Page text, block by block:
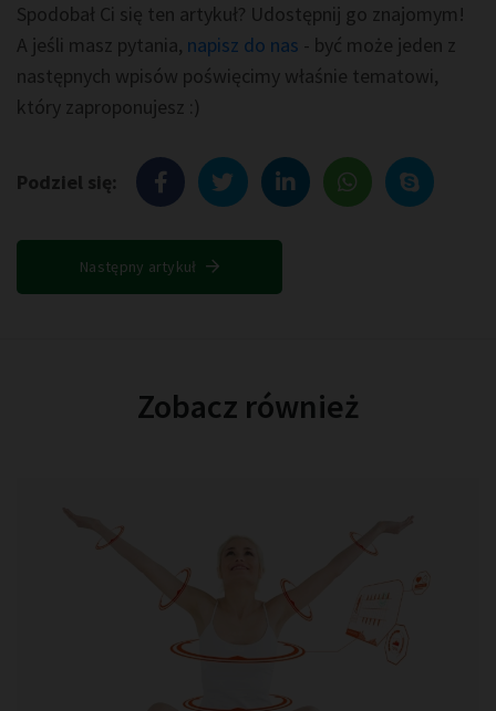
Spodobał Ci się ten artykuł? Udostępnij go znajomym!
A jeśli masz pytania, napisz do nas - być może jeden z
następnych wpisów poświęcimy właśnie tematowi,
który zaproponujesz :)
Podziel się:
Następny artykuł
Zobacz również